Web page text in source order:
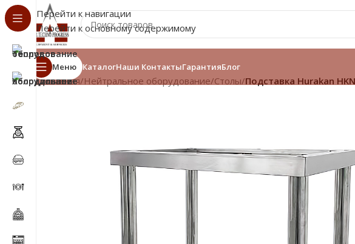
Перейти к навигации
Перейти к основному содержимому
Меню КаталогНаши КонтактыГарантияБлог
Главная/Нейтральное оборудование/Столы/Подставка Hurakan